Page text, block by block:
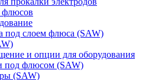
флюсов
под слоем флюса (SAW)
и опции для оборудования
под флюсом (SAW)
(SAW)